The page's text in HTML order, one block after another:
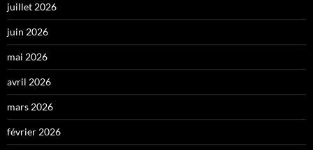
juillet 2026
juin 2026
mai 2026
avril 2026
mars 2026
février 2026